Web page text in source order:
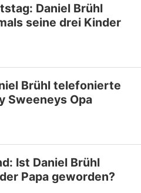
Daniel Brühl
seine drei Kinder
Brühl telefonierte
Sweeneys Opa
Ist Daniel Brühl
Papa geworden?